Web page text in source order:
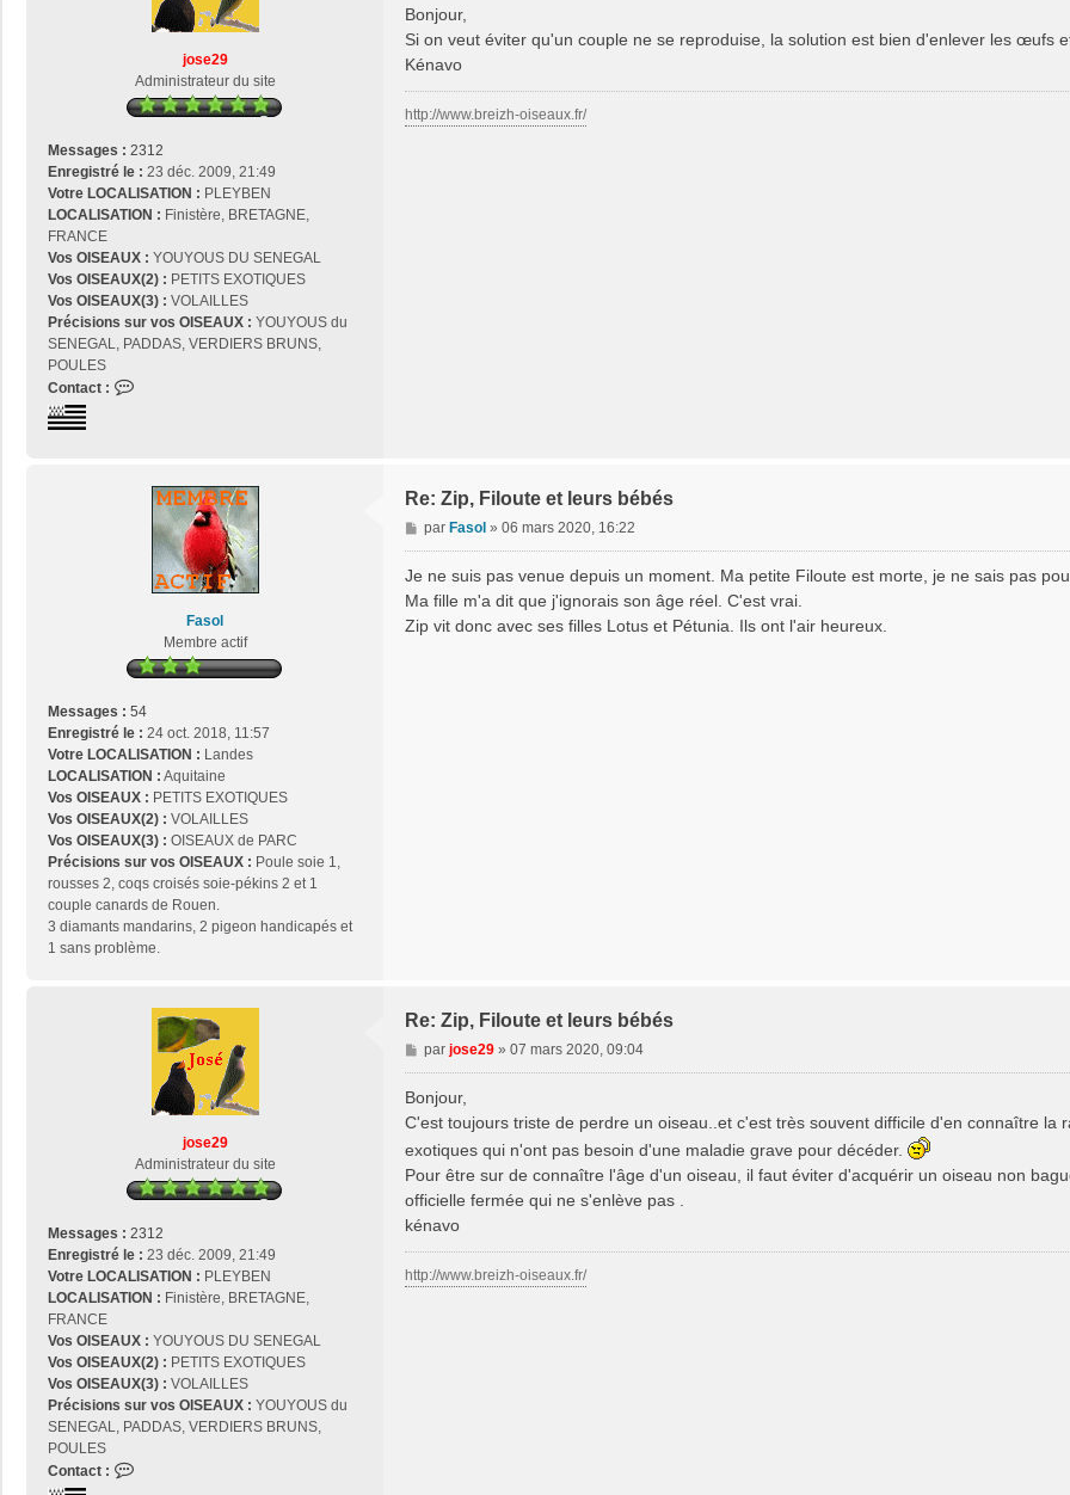
jose29
Administrateur du site
Messages : 2312
Enregistré le : 23 déc. 2009, 21:49
Votre LOCALISATION : PLEYBEN
LOCALISATION : Finistère, BRETAGNE,
FRANCE
Vos OISEAUX : YOUYOUS DU SENEGAL
Vos OISEAUX(2) : PETITS EXOTIQUES
Vos OISEAUX(3) : VOLAILLES
Précisions sur vos OISEAUX : YOUYOUS du
SENEGAL, PADDAS, VERDIERS BRUNS,
POULES
Contact :
2
a
g
e
Bonjour,
Si on veut éviter qu'un couple ne se reproduise, la solution est bien d'enlever les œufs
Kénavo
http://www.breizh-oiseaux.fr/
Fasol
Membre actif
Messages : 54
Enregistré le : 24 oct. 2018, 11:57
Votre LOCALISATION : Landes
LOCALISATION : Aquitaine
Vos OISEAUX : PETITS EXOTIQUES
Vos OISEAUX(2) : VOLAILLES
Vos OISEAUX(3) : OISEAUX de PARC
Précisions sur vos OISEAUX : Poule soie 1,
rousses 2, coqs croisés soie-pékins 2 et 1
couple canards de Rouen.
3 diamants mandarins, 2 pigeon handicapés et
1 sans problème.
Re: Zip, Filoute et leurs bébés
M
e
a
g
par Fasol» 06 mars 2020, 16:22
Je ne suis pas venue depuis un moment. Ma petite Filoute est morte, je ne sais pas
Ma fille m'a dit que j'ignorais son âge réel. C'est vrai.
Zip vit donc avec ses filles Lotus et Pétunia. Ils ont l'air heureux.
jose29
Administrateur du site
Messages : 2312
Enregistré le : 23 déc. 2009, 21:49
Votre LOCALISATION : PLEYBEN
LOCALISATION : Finistère, BRETAGNE,
FRANCE
Vos OISEAUX : YOUYOUS DU SENEGAL
Vos OISEAUX(2) : PETITS EXOTIQUES
Vos OISEAUX(3) : VOLAILLES
Précisions sur vos OISEAUX : YOUYOUS du
SENEGAL, PADDAS, VERDIERS BRUNS,
POULES
Contact :
Re: Zip, Filoute et leurs bébés
M
e
a
g
e
par jose29» 07 mars 2020, 09:04
Bonjour,
C'est toujours triste de perdre un oiseau..et c'est très souvent difficile d'en connaître la
exotiques qui n'ont pas besoin d'une maladie grave pour décéder.
Pour être sur de connaître l'âge d'un oiseau, il faut éviter d'acquérir un oiseau non
officielle fermée qui ne s'enlève pas .
kénavo
http://www.breizh-oiseaux.fr/